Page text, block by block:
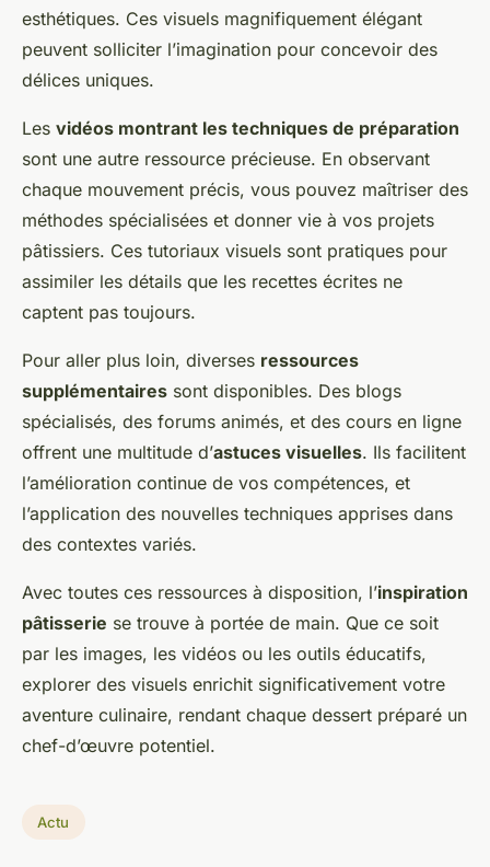
esthétiques. Ces visuels magnifiquement élégant
peuvent solliciter l’imagination pour concevoir des
délices uniques.
Les vidéos montrant les techniques de préparation
sont une autre ressource précieuse. En observant
chaque mouvement précis, vous pouvez maîtriser des
méthodes spécialisées et donner vie à vos projets
pâtissiers. Ces tutoriaux visuels sont pratiques pour
assimiler les détails que les recettes écrites ne
captent pas toujours.
Pour aller plus loin, diverses ressources
supplémentaires sont disponibles. Des blogs
spécialisés, des forums animés, et des cours en ligne
offrent une multitude d’astuces visuelles. Ils facilitent
l’amélioration continue de vos compétences, et
l’application des nouvelles techniques apprises dans
des contextes variés.
Avec toutes ces ressources à disposition, l’inspiration
pâtisserie se trouve à portée de main. Que ce soit
par les images, les vidéos ou les outils éducatifs,
explorer des visuels enrichit significativement votre
aventure culinaire, rendant chaque dessert préparé un
chef-d’œuvre potentiel.
Actu